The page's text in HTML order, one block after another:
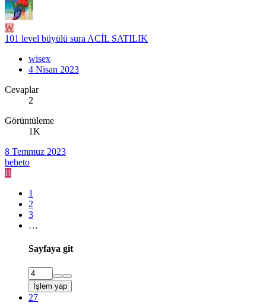
W
101 level büyülü sura ACİL SATILIK
wisex
4 Nisan 2023
Cevaplar
2
Görüntüleme
1K
8 Temmuz 2023
bebeto
B
1
2
3
…
Sayfaya git
İşlem yap
27